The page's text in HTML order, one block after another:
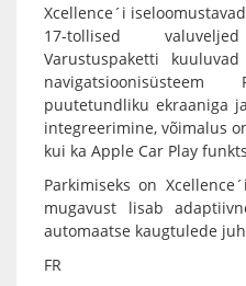
Xcellence´i
17-tollised
Varustuspaketti
puutetundliku ekraaniga
integreerimine, võimalus
kui ka Apple Car Play
Parkimiseks on
mugavust lisab
automaatse kaugtulede
FR